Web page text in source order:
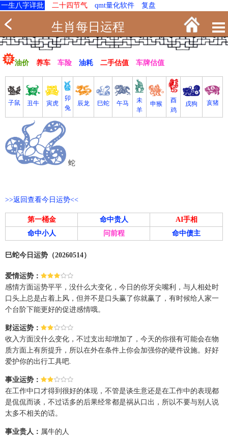
一生八字详批 二十四节气 qmt量化软件 复盘
生肖每日运程
油价 养车 车险 油耗 二手估值 车牌估值
子鼠 丑牛 寅虎
卯
兔
辰龙 巳蛇 午马
未
羊
申猴
酉
鸡
戌狗 亥猪
蛇
>>返回查看今日运势<<
第一桶金 命中贵人
AI手相
命中小人
问前程 命中债主
巳蛇今日运势（20260514）
爱情运势：
感情方面运势平平，没什么大变化，今日的你牙尖嘴利，与人相处时
口头上总是占着上风，但并不是口头赢了你就赢了，有时候给人家一
个台阶下能更好的促进感情哦。
财运运势：
收入方面没什么变化，不过支出却增加了，今天的你很有可能会在物
质方面上有所提升，所以在外在条件上你会加强你的硬件设施。好好
爱护你的出行工具吧.
事业运势：
在工作中口才得到很好的体现，不管是谈生意还是在工作中的表现都
是侃侃而谈，不过话多的后果经常都是祸从口出，所以不要与别人说
太多不相关的话。
事业贵人： 属牛的人